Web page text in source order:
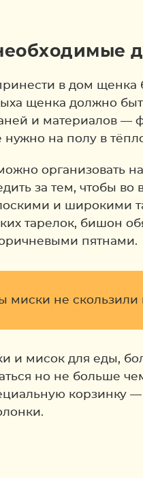
в дом щенка
щенка должно
и материалов —
нужно на полу в
организовать
за тем, чтобы
и широкими
тарелок, бишон
пятнами.
миски не
и мисок для еды,
но не больше
корзинку —